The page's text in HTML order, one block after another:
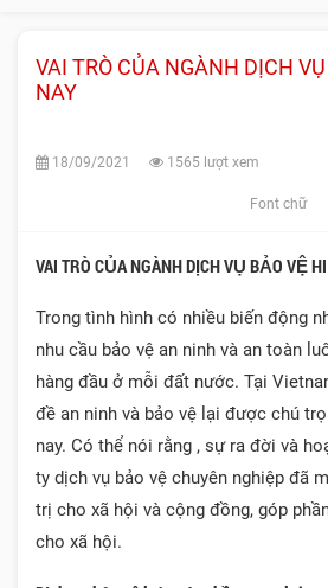
VAI TRÒ CỦA NGÀNH DỊCH
NAY
18/09/2021 1565 lượt xem
Font chữ
VAI TRÒ CỦA NGÀNH DỊCH VỤ BẢO VỆ
Trong tình hình có nhiều biến động
nhu cầu bảo vệ an ninh và an toàn
hàng đầu ở mỗi đất nước. Tại
đề an ninh và bảo vệ lại được chú
nay. Có thể nói rằng , sự ra đời và
ty dịch vụ bảo vệ chuyên nghiệp đã
trị cho xã hội và cộng đồng, góp
cho xã hội.